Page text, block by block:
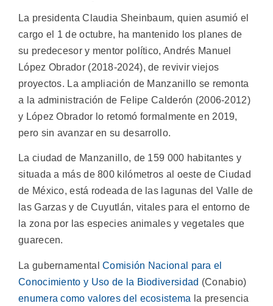
La presidenta Claudia Sheinbaum, quien asumió el
cargo el 1 de octubre, ha mantenido los planes de
su predecesor y mentor político, Andrés Manuel
López Obrador (2018-2024), de revivir viejos
proyectos. La ampliación de Manzanillo se remonta
a la administración de Felipe Calderón (2006-2012)
y López Obrador lo retomó formalmente en 2019,
pero sin avanzar en su desarrollo.
La ciudad de Manzanillo, de 159 000 habitantes y
situada a más de 800 kilómetros al oeste de Ciudad
de México, está rodeada de las lagunas del Valle de
las Garzas y de Cuyutlán, vitales para el entorno de
la zona por las especies animales y vegetales que
guarecen.
La gubernamentalComisión Nacional para el
Conocimiento y Uso de la Biodiversidad (Conabio)
enumera como valores del ecosistema la presencia